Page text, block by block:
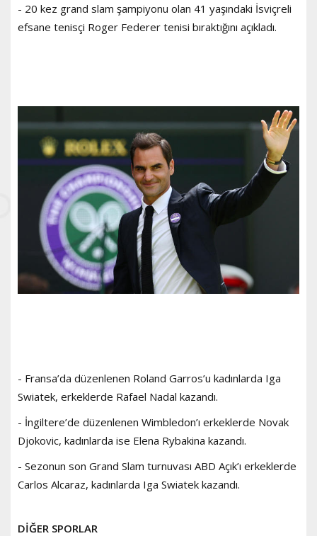
- 20 kez grand slam şampiyonu olan 41 yaşındaki İsviçreli
efsane tenisçi Roger Federer tenisi bıraktığını açıkladı.
- Fransa’da düzenlenen Roland Garros’u kadınlarda Iga
Swiatek, erkeklerde Rafael Nadal kazandı.
- İngiltere’de düzenlenen Wimbledon’ı erkeklerde Novak
Djokovic, kadınlarda ise Elena Rybakina kazandı.
- Sezonun son Grand Slam turnuvası ABD Açık’ı erkeklerde
Carlos Alcaraz, kadınlarda Iga Swiatek kazandı.
DİĞER SPORLAR